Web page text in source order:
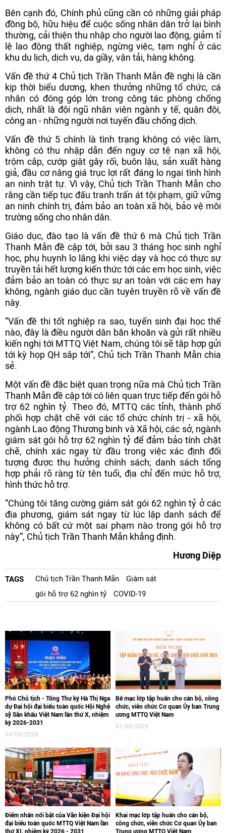
Bên cạnh đó, Chính phủ cũng cần có những giải pháp
đồng bộ, hữu hiệu để cuộc sống nhân dân trở lại bình
thường, cải thiện thu nhập cho người lao động, giảm tỉ
lệ lao động thất nghiệp, ngừng việc, tạm nghỉ ở các
khu du lịch, dịch vụ, da giầy, vận tải, hàng không.
Vấn đề thứ 4 Chủ tịch Trần Thanh Mẫn đề nghị là cần
kịp thời biểu dương, khen thưởng những tổ chức, cá
nhân có đóng góp lớn trong công tác phòng chống
dịch, nhất là đội ngũ nhân viên ngành y tế, quân đội,
công an - những người nơi tuyến đầu chống dịch.
Vấn đề thứ 5 chính là tình trạng không có việc làm,
không có thu nhập dẫn đến nguy cơ tệ nạn xã hội,
trộm cắp, cướp giật gây rối, buôn lậu, sản xuất hàng
giả, đầu cơ nâng giá trục lợi rất đáng lo ngại tình hình
an ninh trật tự. Vì vậy, Chủ tịch Trần Thanh Mẫn cho
rằng cần tiếp tục đấu tranh trấn át tội phạm, giữ vững
an ninh chính trị, đảm bảo an toàn xã hội, bảo vệ môi
trường sống cho nhân dân.
Giáo dục, đào tạo là vấn đề thứ 6 mà Chủ tịch Trần
Thanh Mẫn đề cập tới, bởi sau 3 tháng học sinh nghỉ
học, phụ huynh lo lắng khi việc dạy và học có thực sự
truyền tải hết lượng kiến thức tới các em học sinh, việc
đảm bảo an toàn có thực sự an toàn với các em hay
không, ngành giáo dục cần tuyên truyền rõ về vấn đề
này.
“Vấn đề thi tốt nghiệp ra sao, tuyển sinh đại học thế
nào, đây là điều người dân băn khoăn và gửi rất nhiều
kiến nghị tới MTTQ Việt Nam, chúng tôi sẽ tập hợp gửi
tới kỳ họp QH sắp tới”, Chủ tịch Trần Thanh Mẫn chia
sẻ.
Một vấn đề đặc biệt quan trọng nữa mà Chủ tịch Trần
Thanh Mẫn đề cập tới có liên quan trực tiếp đến gói hỗ
trợ 62 nghìn tỷ. Theo đó, MTTQ các tỉnh, thành phố
phối hợp chặt chẽ với các tổ chức chính trị - xã hội,
ngành Lao động Thương binh và Xã hội, các sở, ngành
giám sát gói hỗ trợ 62 nghìn tỷ để đảm bảo tính chặt
chẽ, chính xác ngay từ đầu trong việc xác định đối
tượng được thụ hưởng chính sách; danh sách tổng
hợp phải rõ ràng từ tên tuổi, địa chỉ đến mức hỗ trợ,
hình thức hỗ trợ.
“Chúng tôi tăng cường giám sát gói 62 nghìn tỷ ở các
địa phương, giám sát ngay từ lúc lập danh sách để
không có bất cứ một sai phạm nào trong gói hỗ trợ
này”, Chủ tịch Trần Thanh Mẫn khẳng định.
Hương Diệp
TAGS Chủ tịch Trần Thanh Mẫn
Giám sát
gói hỗ trợ 62 nghìn tỷ
COVID-19
Phó Chủ tịch - Tổng Thư ký Hà Thị Nga
dự Đại hội đại biểu toàn quốc Hội Nghệ
sỹ Sân khấu Việt Nam lần thứ X, nhiệm
kỳ 2026-2031
04/08/2026
Bế mạc lớp tập huấn cho cán bộ, công
chức, viên chức Cơ quan Ủy ban Trung
ương MTTQ Việt Nam
01/08/2026
Điểm nhấn nổi bật của Văn kiện Đại hội
đại biểu toàn quốc MTTQ Việt Nam lần
thứ XI, nhiệm kỳ 2026 - 2031
Khai mạc lớp tập huấn cho cán bộ,
công chức, viên chức Cơ quan Ủy ban
Trung ương MTTQ Việt Nam